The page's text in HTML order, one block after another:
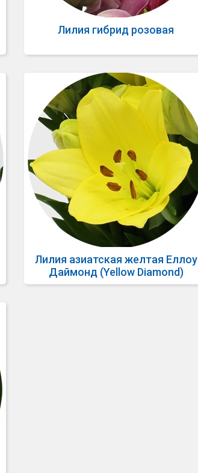
Лилия гибрид розовая
Лилия азиатская желтая Еллоу
Даймонд (Yellow Diamond)